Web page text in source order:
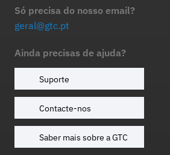
Só precisa do nosso email?
geral@gtc.pt
Ainda precisas de ajuda?
Suporte
Contacte-nos
Saber mais sobre a GTC